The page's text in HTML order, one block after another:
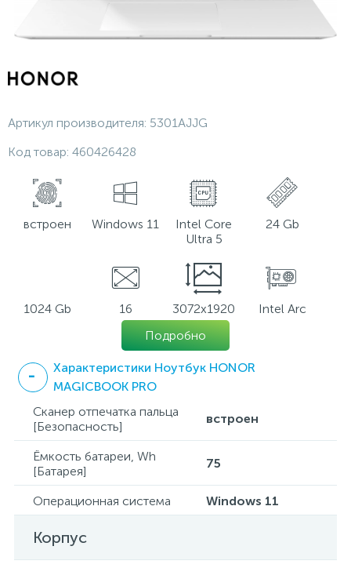
Артикул производителя: 5301AJJG
Код товар: 460426428
встроен Windows 11
Intel Core
Ultra 5
24 Gb
1024 Gb 16 3072x1920
Intel Arc
Подробно
Характеристики Ноутбук HONOR
MAGICBOOK PRO
Сканер отпечатка пальца
[Безопасность]
встроен
Ёмкость батареи, Wh
[Батарея]
75
Операционная система Windows 11
Корпус